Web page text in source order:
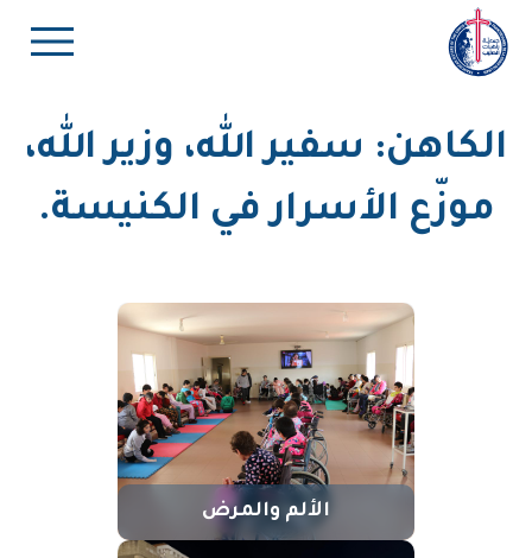
الكاهن: سفير الله، وزير الله،
موزّع الأسرار في الكنيسة.
الألم والمرض